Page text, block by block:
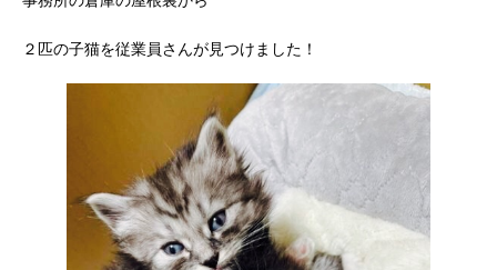
２匹の子猫を従業員さんが見つけました！